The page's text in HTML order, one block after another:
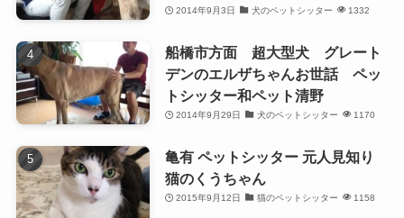
2014年9月3日 犬のペットシッター 1332
船橋市方面 超大型犬 グレート
デンのエルザちゃんお世話 ペッ
トシッター和ペット清野
2014年9月29日 犬のペットシッター 1170
亀有 ペットシッター 元人見知り
猫のくうちゃん
2015年9月12日 猫のペットシッター 1158